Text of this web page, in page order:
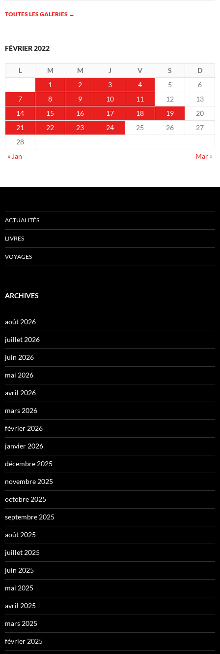
TOUTES LES GALERIES →
FÉVRIER 2022
L M M J V S
D
1
2 3 4 5
6
7
8 9 10 11 12
13
14
15 16 17 18 19
20
21
22 23 24 25 26
27
28
« Jan
Mar »
ACTUALITÉS
LIVRES
VOYAGES
ARCHIVES
août 2026
juillet 2026
juin 2026
mai 2026
avril 2026
mars 2026
février 2026
janvier 2026
décembre 2025
novembre 2025
octobre 2025
septembre 2025
août 2025
juillet 2025
juin 2025
mai 2025
avril 2025
mars 2025
février 2025